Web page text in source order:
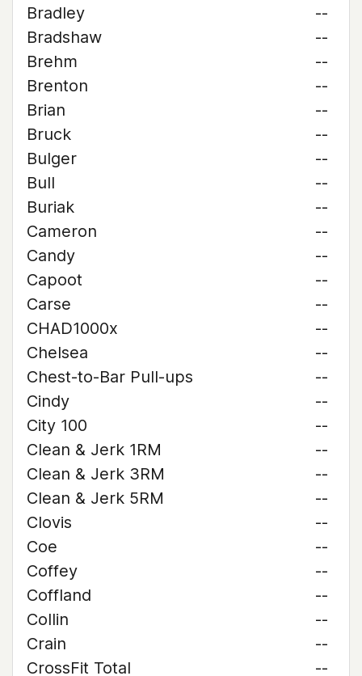
Bradley
--
Bradshaw
--
Brehm
--
Brenton
--
Brian
--
Bruck
--
Bulger
--
Bull
--
Buriak
--
Cameron
--
Candy
--
Capoot
--
Carse
--
CHAD1000x
--
Chelsea
--
Chest-to-Bar Pull-ups
--
Cindy
--
City 100
--
Clean & Jerk 1RM
--
Clean & Jerk 3RM
--
Clean & Jerk 5RM
--
Clovis
--
Coe
--
Coffey
--
Coffland
--
Collin
--
Crain
--
CrossFit Total
--